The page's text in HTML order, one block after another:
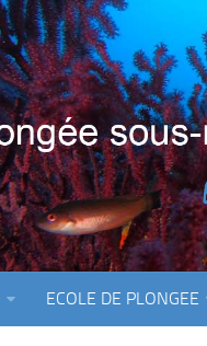
ECOLE DE PLONGEE